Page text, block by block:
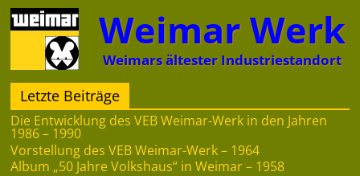
Zum
Inhalt
springen
Weimar Werk
Weimars ältester Industriestandort
Letzte Beiträge
Die Entwicklung des VEB Weimar-Werk in den Jahren
1986 – 1990
Vorstellung des VEB Weimar-Werk – 1964
Album „50 Jahre Volkshaus“ in Weimar – 1958